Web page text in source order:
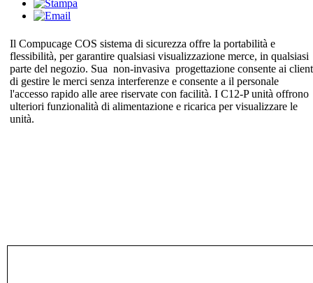
Il Compucage COS sistema di sicurezza offre la portabilità e
flessibilità, per garantire qualsiasi visualizzazione merce, in qualsiasi
parte del negozio. Sua non-invasiva progettazione consente ai
di gestire le merci senza interferenze e consente a il personale
l'accesso rapido alle aree riservate con facilità. I C12-P unità offrono
ulteriori funzionalità di alimentazione e ricarica per visualizzare le
unità.